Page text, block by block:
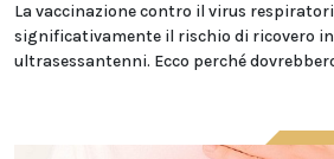
La vaccinazione contro il virus
significativamente il rischio di ricovero
ultrasessantenni. Ecco perché